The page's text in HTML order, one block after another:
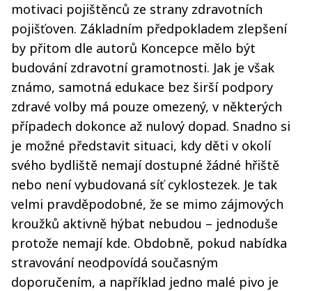
motivaci pojištěnců ze strany zdravotních
pojišťoven. Základním předpokladem zlepšení
by přitom dle autorů Koncepce mělo být
budování zdravotní gramotnosti. Jak je však
známo, samotná edukace bez širší podpory
zdravé volby má pouze omezený, v některých
případech dokonce až nulový dopad. Snadno si
je možné představit situaci, kdy děti v okolí
svého bydliště nemají dostupné žádné hřiště
nebo není vybudovaná síť cyklostezek. Je tak
velmi pravděpodobné, že se mimo zájmových
kroužků aktivně hýbat nebudou – jednoduše
protože nemají kde. Obdobně, pokud nabídka
stravování neodpovídá současným
doporučením, a například jedno malé pivo je